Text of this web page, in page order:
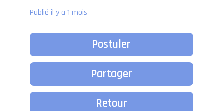
Publié il y a 1 mois
Postuler
Partager
Retour